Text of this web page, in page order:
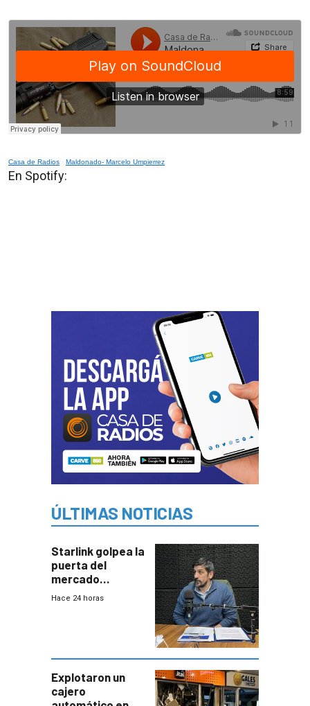
Casa de Radios · Maldonado- Marcelo Umpierrez
En Spotify:
ÚLTIMAS NOTICIAS
Starlink golpea la
puerta del
mercado
uruguayo y Antel
con mayor
miedo”
Hace 24 horas
Explotaron un
cajero